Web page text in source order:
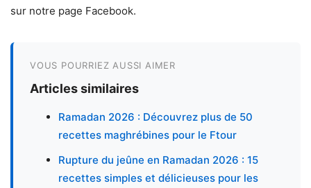
sur notre page Facebook.
VOUS POURRIEZ AUSSI AIMER
Articles similaires
Ramadan 2026 : Découvrez plus de 50
recettes maghrébines pour le Ftour
Rupture du jeûne en Ramadan 2026 : 15
recettes simples et délicieuses pour les